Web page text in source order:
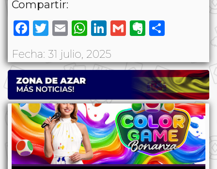
Compartir:
Facebook
Twitter
EmailWhatsApp
LinkedIn
GmailEvernote
Fecha: 31 julio, 2025